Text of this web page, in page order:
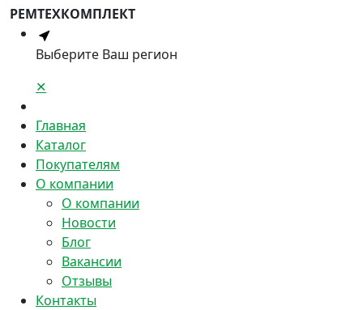
РЕМТЕХКОМПЛЕКТ
Выберите Ваш регион
✕
Главная
Каталог
Покупателям
О компании
О компании
Новости
Блог
Вакансии
Отзывы
Контакты